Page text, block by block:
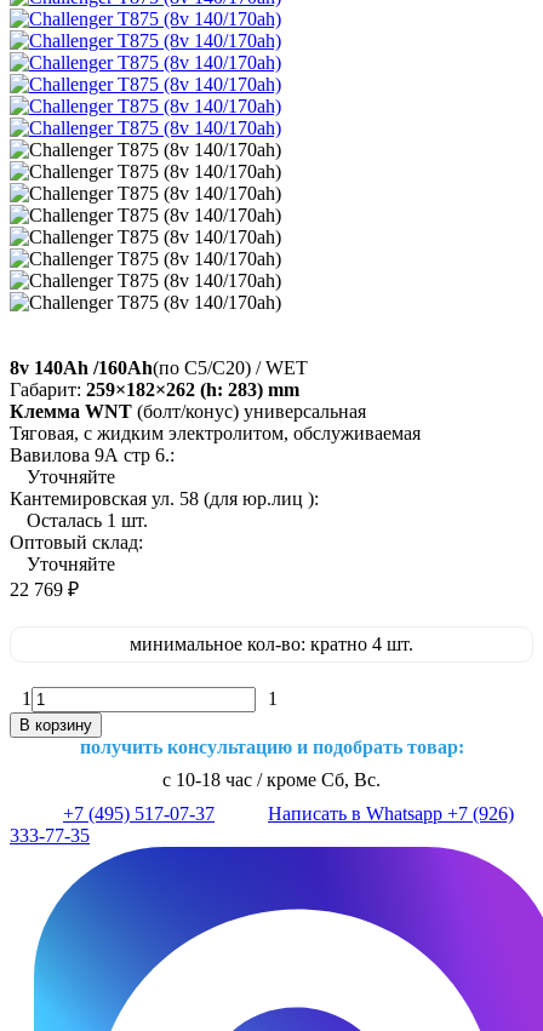
8v 140Ah /160Ah(по C5/C20) / WET
Габарит: 259×182×262 (h: 283) mm
Клемма WNT (болт/конус) универсальная
Тяговая, с жидким электролитом, обслуживаемая
Вавилова 9А стр 6.:
Уточняйте
Кантемировская ул. 58 (для юр.лиц ):
Осталась 1 шт.
Оптовый склад:
Уточняйте
22 769 ₽
минимальное кол-во: кратно 4 шт.
1 1
В корзину
получить консультацию и подобрать товар:
с 10-18 час / кроме Сб, Вс.
+7 (495) 517-07-37
Написать в Whatsapp +7 (926)
333-77-35